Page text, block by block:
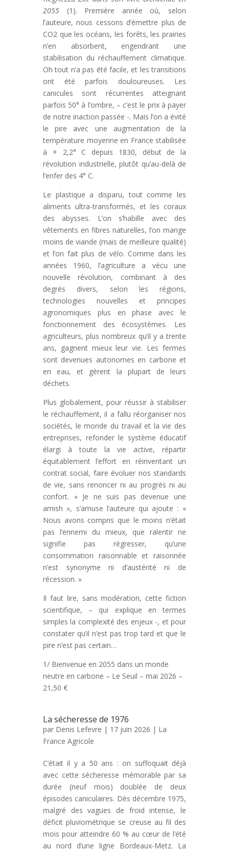
2055 (1). Première année où, selon
l’auteure, nous cessons d’émettre plus de
CO2 que les océans, les forêts, les prairies
n’en absorbent, engendrant une
stabilisation du réchauffement climatique.
Oh tout n’a pas été facile, et les transitions
ont été parfois douloureuses. Les
canicules sont récurrentes atteignant
parfois 50° à l’ombre, – c’est le prix à payer
de notre inaction passée -. Mais l’on a évité
le pire avec une augmentation de la
température moyenne en France stabilisée
à + 2,2° C depuis 1830, début de la
révolution industrielle, plutôt qu’au-delà de
l’enfer des 4° C.
Le plastique a disparu, tout comme les
aliments ultra-transformés, et les coraux
des abysses. L’on s’habille avec des
vêtements en fibres naturelles, l’on mange
moins de viande (mais de meilleure qualité)
et l’on fait plus de vélo. Comme dans les
années 1960, l’agriculture a vécu une
nouvelle révolution, combinant à des
degrés divers, selon les régions,
technologies nouvelles et principes
agronomiques plus en phase avec le
fonctionnement des écosystèmes. Les
agriculteurs, plus nombreux qu’il y a trente
ans, gagnent mieux leur vie. Les fermes
sont devenues autonomes en carbone et
en eau, et gèrent la plupart de leurs
déchets.
Plus globalement, pour réussir à stabiliser
le réchauffement, il a fallu réorganiser nos
sociétés, le monde du travail et la vie des
entreprises, refonder le système éducatif
élargi à toute la vie active, répartir
équitablement l’effort en réinventant un
contrat social, faire évoluer nos standards
de vie, sans renoncer ni au progrès ni au
confort. « Je ne suis pas devenue une
amish », s’amuse l’auteure qui ajoute : «
Nous avons compris que le moins n’était
pas l’ennemi du mieux, que ralentir ne
signifie pas régresser, qu’une
consommation raisonnable et raisonnée
n’est synonyme ni d’austérité ni de
récession. »
Il faut lire, sans modération, cette fiction
scientifique, – qui explique en termes
simples la complexité des enjeux -, et pour
constater qu’il n’est pas trop tard et que le
pire n’est pas certain…
1/ Bienvenue en 2055 dans un monde
neutre en carbone – Le Seuil – mai 2026 –
21,50 €
La sécheresse de 1976
par Denis Lefevre | 17 juin 2026 | La
France Agricole
C’était il y a 50 ans : on suffoquait déjà
avec cette sécheresse mémorable par sa
durée (neuf mois) doublée de deux
épisodes caniculaires. Dès décembre 1975,
malgré des vagues de froid intense, le
déficit pluviométrique se creuse au fil des
mois pour atteindre 60 % au cœur de l’été
au nord d’une ligne Bordeaux-Metz. La